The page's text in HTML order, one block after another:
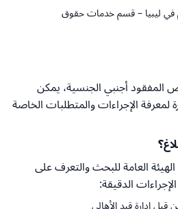
في ليبيا – قسم خدمات حقوق
المفقود أجنبي الجنسية، يمكن
الإجراءات والمتطلبات الخاصة
العامة للبحث والتعرف على
الدقيقة: